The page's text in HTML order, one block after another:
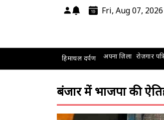
Fri, Aug 07, 2026
हिमाचल दर्पण अपना ज़िला रोज़गार
बंजार में भाजपा की